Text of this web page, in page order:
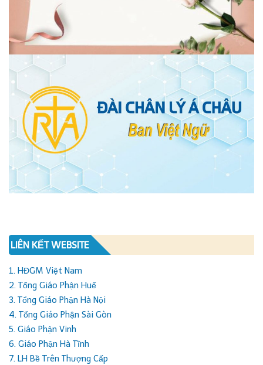
LIÊN KẾT WEBSITE
1. HĐGM Việt Nam
2. Tổng Giáo Phận Huế
3. Tổng Giáo Phận Hà Nội
4. Tổng Giáo Phận Sài Gòn
5. Giáo Phận Vinh
6. Giáo Phận Hà Tĩnh
7. LH Bề Trên Thượng Cấp